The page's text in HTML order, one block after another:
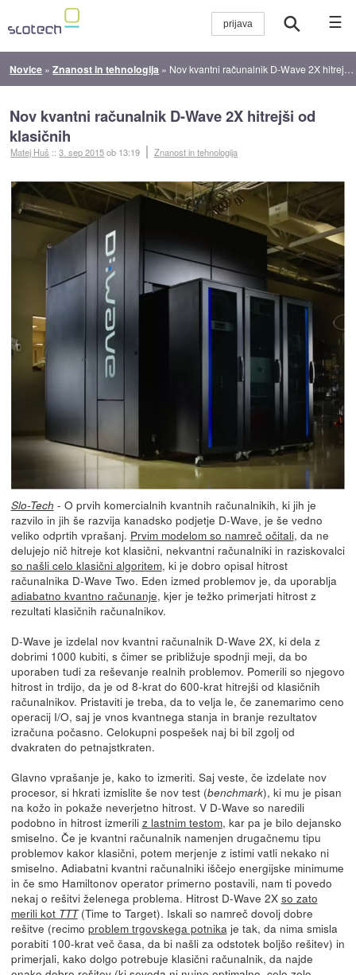
☰
Novice »Znanost in tehnologija » Nov kvantni računalnik D-Wave 2X hitrejši od klasičnih
Nov kvantni računalnik D-Wave 2X hitrejši od
klasičnih
Matej Huš ::3. sep 2015ob 13:19 Znanost in tehnologija
Slo-Tech - O prvih komercialnih kvantnih računalnikih, ki jih je
razvilo in jih še razvija kanadsko podjetje D-Wave, je še vedno
veliko odprtih vprašanj. Prvim modelom so namreč očitali, da ne
delujejo nič hitreje kot klasični, nekvantni računalniki in raziskovalci
so našli celo klasični algoritem, ki je dobro opisal hitrost
računalnika D-Wave Two. Eden izmed problemov je, da uporablja
adiabatno kvantno računanje, kjer je težko primerjati hitrost z
rezultati klasičnih računalnikov.
D-Wave je izdelal nov kvantni računalnik D-Wave 2X, ki dela z
dobrimi 1000 kubiti, s čimer se približuje spodnji meji, da bo
uporaben tudi za reševanje realnih problemov. Pomerili so njegovo
hitrost in trdijo, da je od 8-krat do 600-krat hitrejši od klasičnih
računalnikov. Pristaviti je treba, da to velja le, če zanemarimo ceno
operacij I/O, saj je vnos kvantnega stanja in branje rezultatov
izračuna počasno. Celokupni pospešek naj bi bil zgolj od
dvakraten do petnajstkraten.
Glavno vprašanje je, kako to izmeriti. Saj veste, če izdelate nov
procesor, si hkrati izmislite še nov test (benchmark), ki mu je pisan
na kožo in pokaže neverjetno hitrost. V D-Wave so naredili
podobno in hitrost izmerili z lastnim testom, kar pa je bilo dejansko
smiselno. Če je kvantni računalnik namenjen drugačnemu tipu
problemov kakor klasični, potem merjenje z istimi vatli nekako ni
smiselno. Adiabatni kvantni računalniki iščejo energijske minimume
in če smo Hamiltonov operator primerno postavili, nam ti povedo
nekaj o rešitvi želenega problema. Hitrost D-Wave 2X so zato
merili kot TTT(Time to Target). Iskali so namreč dovolj dobre
rešitve (recimo problem trgovskega potnika je tak, da nima smisla
porabiti 100-krat več časa, da bi našli za odstotek boljšo rešitev) in
primerjali, kako dolgo potrebuje klasični računalnik, da najde